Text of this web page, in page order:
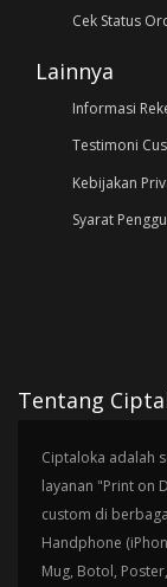
Cek Status
Lainnya
Informasi
Testimoni
Kebijakan
Syarat
Tentang
Ciptaloka adalah
layanan "Print on
custom di
Handphone
Mug, Botol,